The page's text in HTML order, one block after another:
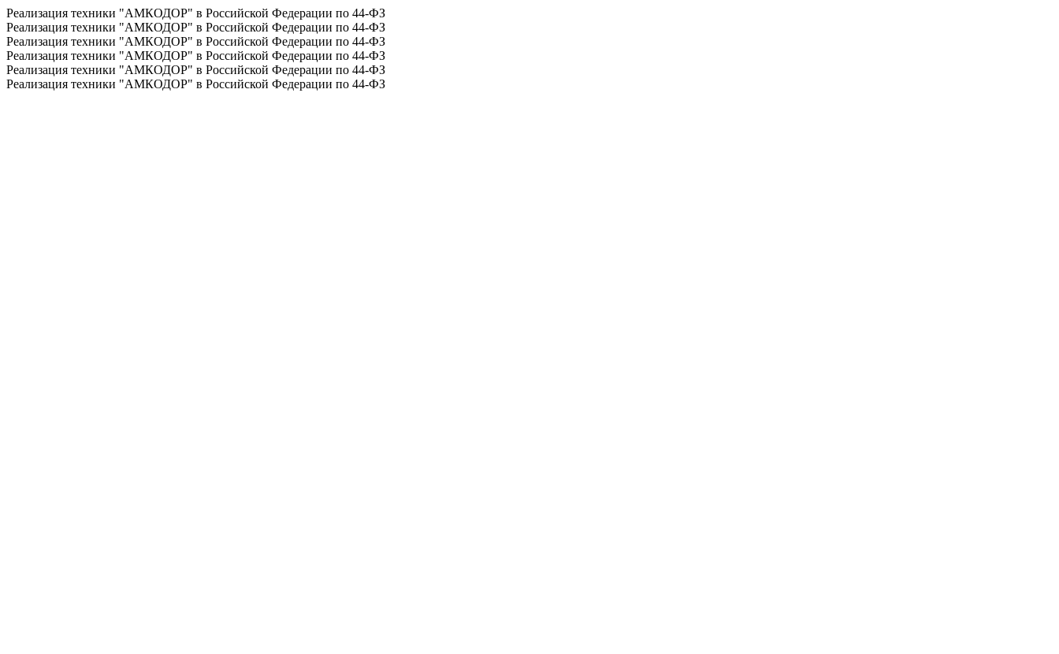
Реализация техники "АМКОДОР" в Российской Федерации по 44-ФЗ
Реализация техники "АМКОДОР" в Российской Федерации по 44-ФЗ
Реализация техники "АМКОДОР" в Российской Федерации по 44-ФЗ
Реализация техники "АМКОДОР" в Российской Федерации по 44-ФЗ
Реализация техники "АМКОДОР" в Российской Федерации по 44-ФЗ
Реализация техники "АМКОДОР" в Российской Федерации по 44-ФЗ